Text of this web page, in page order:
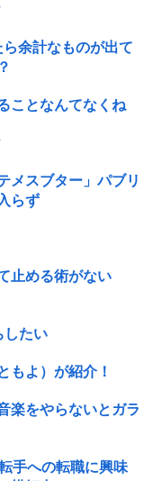
余計なものが出て
ことなんてなくね
メスブター」パブリ
らず
止める術がない
したい
もよ）が紹介！
楽をやらないとガラ
手への転職に興味